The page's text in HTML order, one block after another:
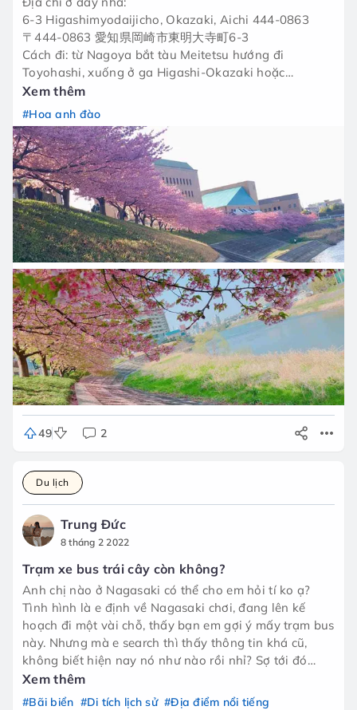
6-3 Higashimyodaijicho, Okazaki, Aichi 444-0863
〒444-0863 愛知県岡崎市東明大寺町6-3
Cách đi: từ Nagoya bắt tàu Meitetsu hướng đi
Toyohashi, xuống ở ga Higashi-Okazaki hoặc
Otogawa, đi bộ vào 10 phút.
Mọi người có kế hoạch gì cho đợt này chưa!!
Xem thêm
#Hoa anh đào
49 2
Du lịch
Trung Đức
8 tháng 2 2022
Trạm xe bus trái cây còn không?
Anh chị nào ở Nagasaki có thể cho em hỏi tí ko ạ?
Tình hình là e định về Nagasaki chơi, đang lên kế
hoạch đi một vài chỗ, thấy bạn em gợi ý mấy trạm bus
này. Nhưng mà e search thì thấy thông tin khá cũ,
không biết hiện nay nó như nào rồi nhỉ? Sợ tới đó
không còn đẹp thì mất công đi.
Em cảm ơn mn
Xem thêm
#Bãi biển #Di tích lịch sử #Địa điểm nổi tiếng